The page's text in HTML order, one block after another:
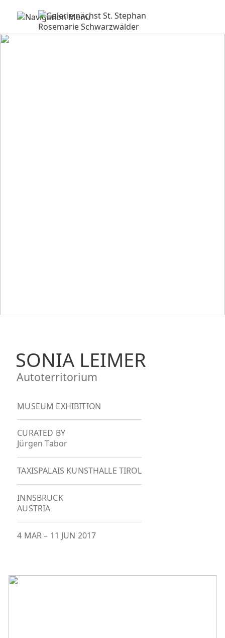
SONIA LEIMER
Autoterritorium
MUSEUM EXHIBITION
CURATED BY
Jürgen Tabor
TAXISPALAIS KUNSTHALLE TIROL
INNSBRUCK
AUSTRIA
4 MAR– 11 JUN 2017